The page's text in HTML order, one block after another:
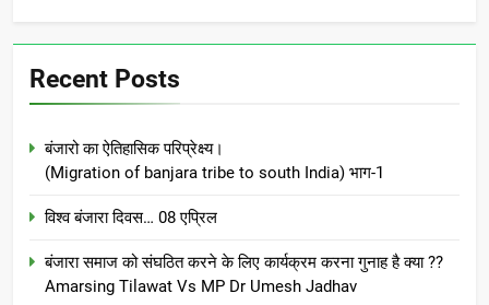
Recent Posts
बंजारो का ऐतिहासिक परिप्रेक्ष्य।
(Migration of banjara tribe to south India) भाग-1
विश्व बंजारा दिवस… 08 एप्रिल
बंजारा समाज को संघठित करने के लिए कार्यक्रम करना गुनाह है क्या ??
Amarsing Tilawat Vs MP Dr Umesh Jadhav